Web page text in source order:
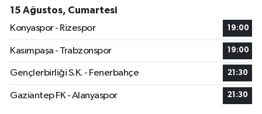
15 Ağustos, Cumartesi
Konyaspor - Rizespor
19:00
Kasımpaşa - Trabzonspor 19:00
Gençlerbirliği S.K. - Fenerbahçe 21:30
Gaziantep FK - Alanyaspor 21:30